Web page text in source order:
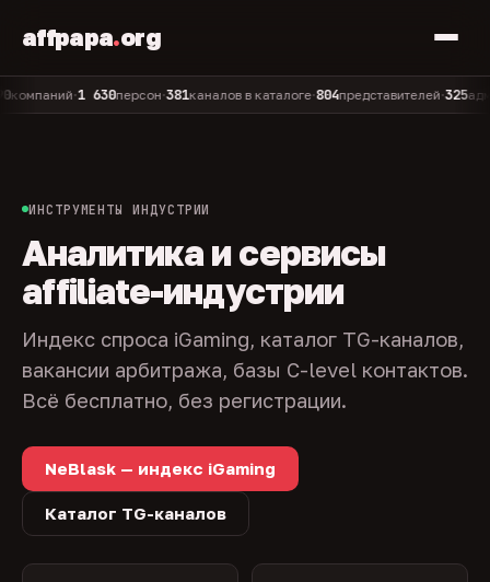
affpapa.org
•1 630персон•381каналов в каталоге•804представителей•325админов
ИНСТРУМЕНТЫ ИНДУСТРИИ
Аналитика и сервисы
affiliate-индустрии
Индекс спроса iGaming, каталог TG-каналов,
вакансии арбитража, базы C-level контактов.
Всё бесплатно, без регистрации.
NeBlask — индекс iGaming
Каталог TG-каналов